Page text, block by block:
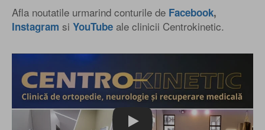
Afla noutatile urmarind conturile de Facebook,
Instagram si YouTube ale clinicii Centrokinetic.
Play